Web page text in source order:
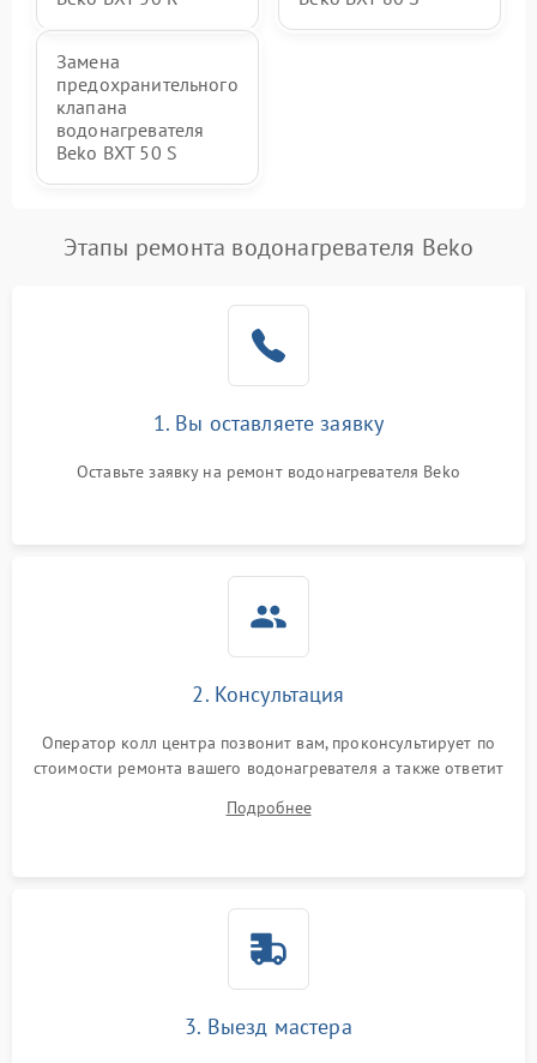
Замена
предохранительного
клапана
водонагревателя
Beko BXT 50 S
Этапы ремонта водонагревателя Beko
1. Вы оставляете заявку
Оставьте заявку на ремонт водонагревателя Beko
2. Консультация
Оператор колл центра позвонит вам, проконсультирует по
стоимости ремонта вашего водонагревателя а также ответит
Подробнее
3. Выезд мастера